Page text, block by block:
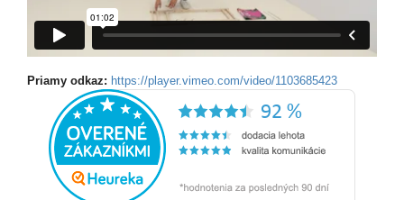
Priamy odkaz: https://player.vimeo.com/video/1103685423